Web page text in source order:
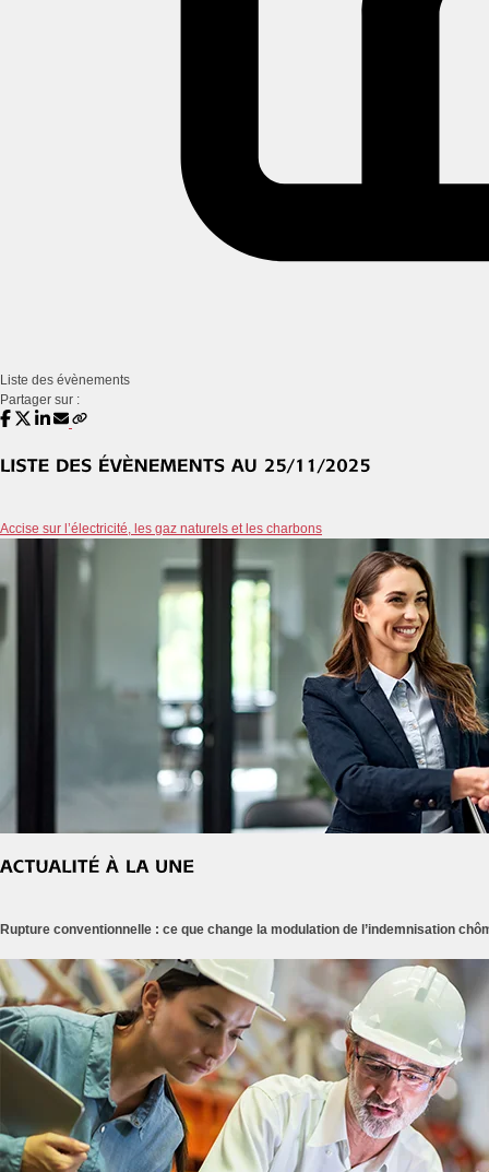
Liste des évènements
Partager sur :
Accise sur l’électricité, les gaz naturels et les charbons
Rupture conventionnelle : ce que change la modulation de l’indemnisation